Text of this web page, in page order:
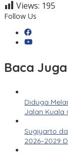
Views: 195
Follow Us
Baca Juga
Diduga
Jalan Kuala
Sugiyarto
2026–2029